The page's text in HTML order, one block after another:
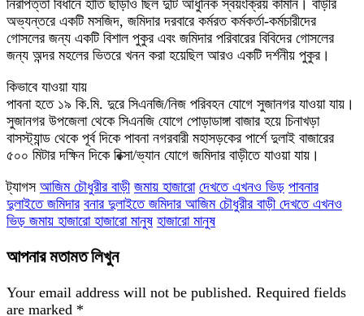
নিরাপত্তা বিধানে হাতি ছাড়াও ছিল দুটি আধুনিক স্বয়ংক্রিয় কামান। বাড়ীর
অভ্যন্তরে একটি মসজিদ, জমিদার দরবারে কর্মরত কর্মকর্তা-কর্মচারীদের
গোসলের জন্য একটি বিশাল পুকুর এবং জমিদার পরিবারের বিবিদের গোসলের
জন্য অন্দর মহলের ভিতরে খনন করা হয়েছিল আরও একটি দর্শনীয় পুকুর।
কিভাবে যাওয়া যায়
পাবনা হতে ১৯ কি.মি. দুরে সিএনজি/নিজ পরিবহন যোগে সুজানগর যাওয়া যায়।
সুজানগর উপজেলা থেকে সিএনজি যোগে পোড়াডাঙ্গা বাজার হয়ে চিনাখড়া
বাসস্ট্যান্ড থেকে পূর্ব দিকে পাবনা নগরবারী মহাসড়কের পার্শে দুলাই বাজারের
৫০০ মিটার দক্ষিন দিকে রিক্সা/ভ্যান যোগে জমিদার বাড়ীতে যাওয়া যায়।
ট্যাগস আজিম চৌধুরীর বাড়ী জমায় হাজারো দেখতে এখনও ভিড় পাবনার
দুলাইতে জমিদার বনার দুলাইতে জমিদার আজিম চৌধুরীর বাড়ী দেখতে এখনও
ভিড় জমায় হাজারো হাজারো মানুষ হাজারো মানুষ
আপনার মতামত লিখুন
Your email address will not be published. Required fields
are marked *